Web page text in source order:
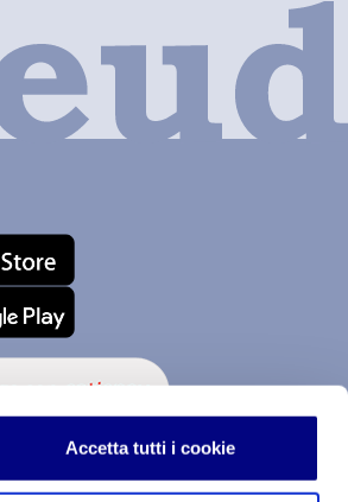
Accetta tutti i cookie
Chiedi a me!